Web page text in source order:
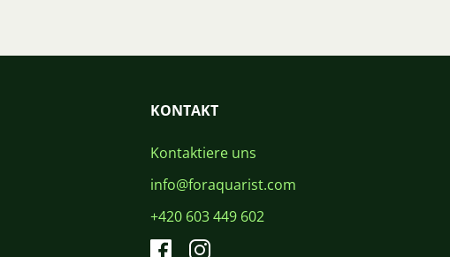
KONTAKT
Kontaktiere uns
info@foraquarist.com
+420 603 449 602